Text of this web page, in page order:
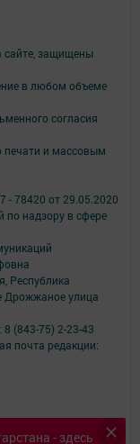
- здесь
защищены
в любом объеме
согласия
печати и массовым
78420 от 29.05.2020
по надзору в сфере
Республика
Дрожжаное улица
(843-75) 2-23-43
почта редакции:
сервисов и